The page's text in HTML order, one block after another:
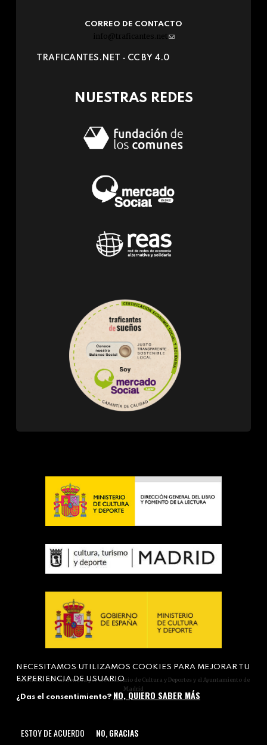
CORREO DE CONTACTO
info@traficantes.net (link
e-
TRAFICANTES.NET - CC BY 4.0
NUESTRAS REDES
Actividad subvencionada por el Ministerio de Cultura y Deportes y el Ayuntamiento de
Madrid
NECESITAMOS UTILIZAMOS COOKIES PARA MEJORAR TU
EXPERIENCIA DE USUARIO
¿Das el consentimiento? NO, QUIERO SABER MÁS
ESTOY DE ACUERDO NO, GRACIAS